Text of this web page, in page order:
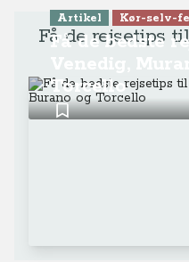
Få de rejsetips
Artikel Kør-selv-
Få de bedste
Torcello